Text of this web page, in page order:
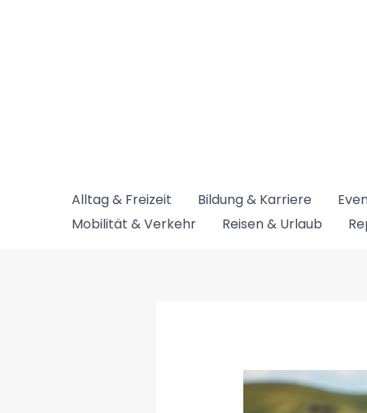
Alltag & Freizeit Bildung & Karriere
Mobilität & Verkehr
Reisen & Urlaub